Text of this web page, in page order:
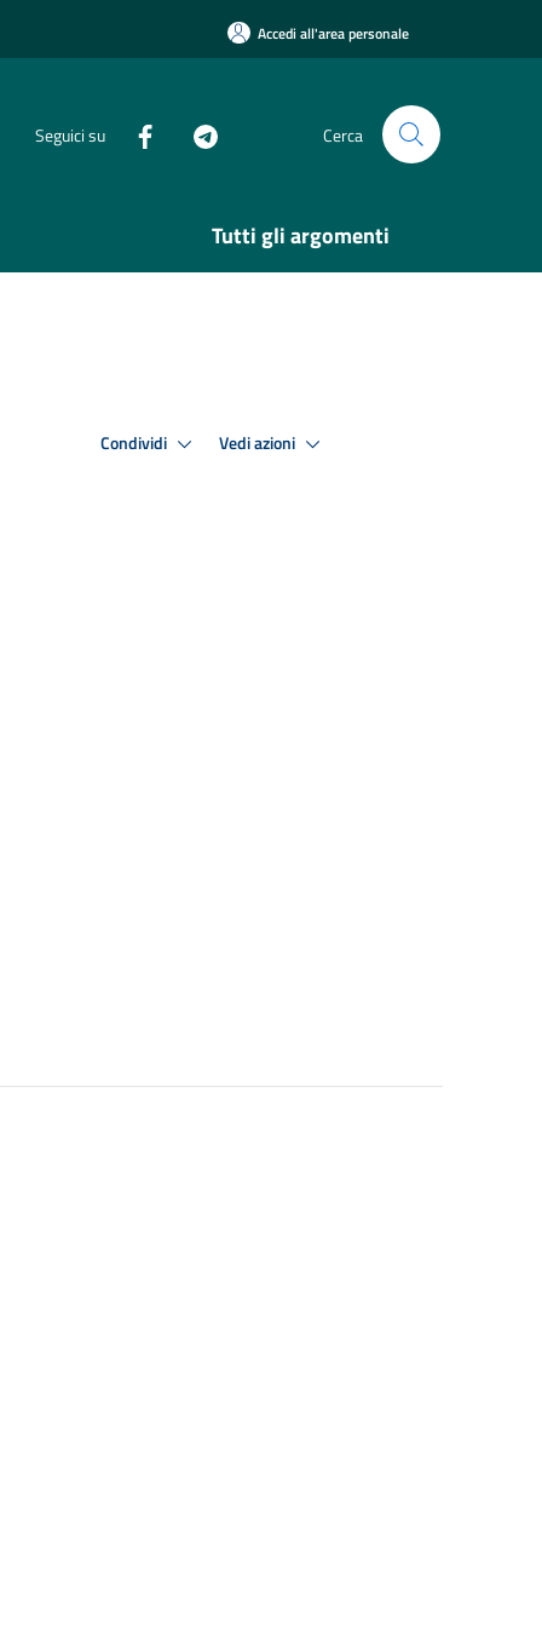
Accedi all'area personale
Seguici su Cerca
Tutti gli argomenti
Condividi Vedi azioni